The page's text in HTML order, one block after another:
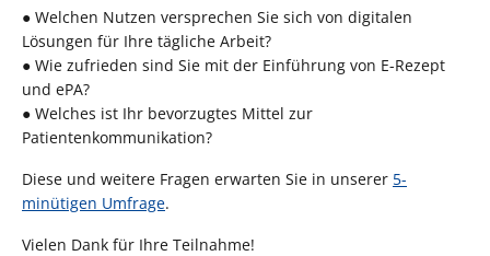
● Welchen Nutzen versprechen Sie sich von digitalen
Lösungen für Ihre tägliche Arbeit?
● Wie zufrieden sind Sie mit der Einführung von E-Rezept
und ePA?
● Welches ist Ihr bevorzugtes Mittel zur
Patientenkommunikation?
Diese und weitere Fragen erwarten Sie in unserer 5-
minütigen Umfrage.
Vielen Dank für Ihre Teilnahme!